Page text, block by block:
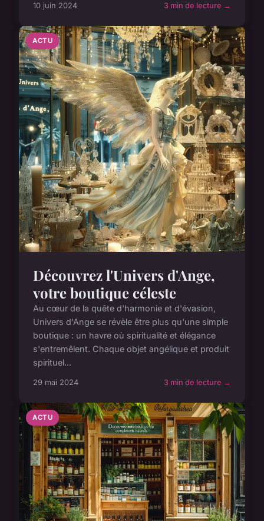
10 juin 2024 3 min de lecture →
ACTU
Découvrez l'Univers d'Ange,
votre boutique céleste
Au cœur de la quête d'harmonie et d'évasion,
Univers d'Ange se révèle être plus qu'une simple
boutique : un havre où spiritualité et élégance
s'entremêlent. Chaque objet angélique et produit
spirituel...
29 mai 2024 3 min de lecture →
ACTU